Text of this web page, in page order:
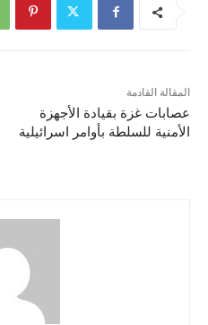
المقالة القادمة
عصابات غزة بقيادة الأجهزة
الأمنية للسلطة بأوامر اسرائيلية